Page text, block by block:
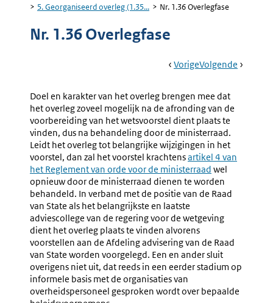
5. Georganiseerd overleg (1.35...
Nr. 1.36 Overlegfase
Nr. 1.36 Overlegfase
Book
Ga
VorigePagina:
Algemeen
Ga
Volgende Pagina:
Doel en karakter van het overleg brengen mee dat
het overleg zoveel mogelijk na de afronding van de
voorbereiding van het wetsvoorstel dient plaats te
vinden, dus na behandeling door de ministerraad.
Leidt het overleg tot belangrijke wijzigingen in het
voorstel, dan zal het voorstel krachtensExterne
link:
artikel 4 van
het Reglement van orde voor de ministerraad wel
opnieuw door de ministerraad dienen te worden
behandeld. In verband met de positie van de Raad
van State als het belangrijkste en laatste
adviescollege van de regering voor de wetgeving
dient het overleg plaats te vinden alvorens
voorstellen aan de Afdeling advisering van de Raad
van State worden voorgelegd. Een en ander sluit
overigens niet uit, dat reeds in een eerder stadium op
informele basis met de organisaties van
overheidspersoneel gesproken wordt over bepaalde